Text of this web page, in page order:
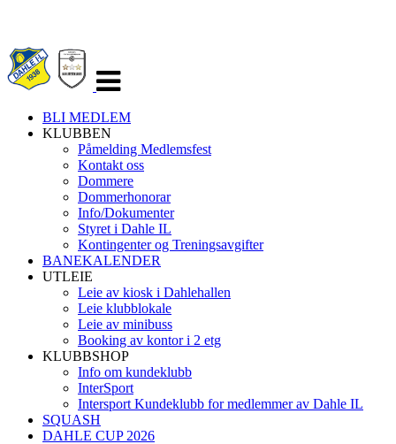
navigasjon
BLI MEDLEM
KLUBBEN
Påmelding Medlemsfest
Kontakt oss
Dommere
Dommerhonorar
Info/Dokumenter
Styret i Dahle IL
Kontingenter og Treningsavgifter
BANEKALENDER
UTLEIE
Leie av kiosk i Dahlehallen
Leie klubblokale
Leie av minibuss
Booking av kontor i 2 etg
KLUBBSHOP
Info om kundeklubb
InterSport
Intersport Kundeklubb for medlemmer av Dahle IL
SQUASH
DAHLE CUP 2026